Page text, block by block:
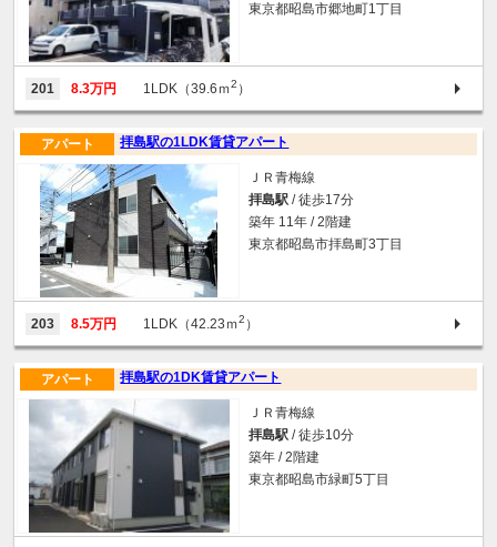
東京都昭島市郷地町1丁目
201 8.3万円 1LDK（39.6ｍ2 ）
拝島駅の1LDK賃貸アパート
アパート
ＪＲ青梅線
拝島駅 / 徒歩17分
築年 11年 / 2階建
東京都昭島市拝島町3丁目
203 8.5万円 1LDK（42.23ｍ2 ）
拝島駅の1DK賃貸アパート
アパート
ＪＲ青梅線
拝島駅 / 徒歩10分
築年 / 2階建
東京都昭島市緑町5丁目